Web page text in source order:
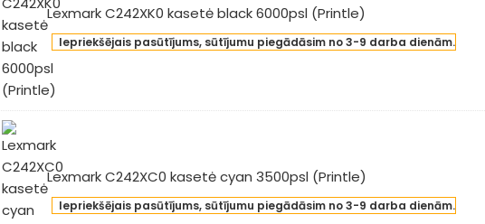
Lexmark C242XK0 kasetė black 6000psl (Printle)
Iepriekšējais pasūtījums, sūtījumu piegādāsim no 3-9 darba dienām.
Lexmark C242XC0 kasetė cyan 3500psl (Printle)
Iepriekšējais pasūtījums, sūtījumu piegādāsim no 3-9 darba dienām.